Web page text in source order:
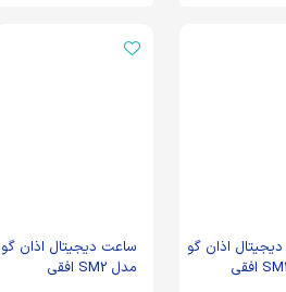
اذان گو
ساعت دیجیتال اذان گو
مدل SM2 افقی